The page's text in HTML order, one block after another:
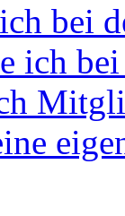
bei
ich